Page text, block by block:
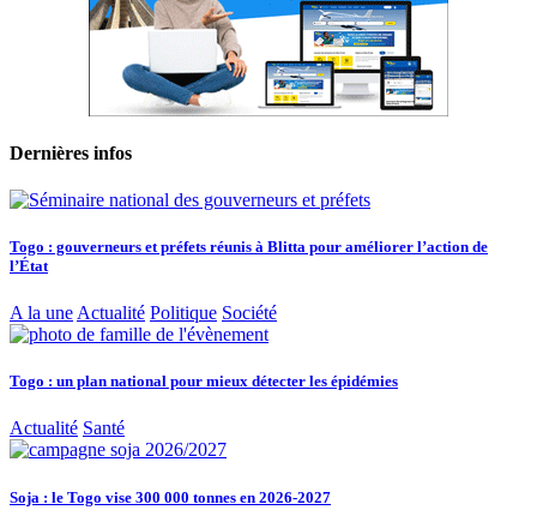
Dernières infos
Togo : gouverneurs et préfets réunis à Blitta pour améliorer l’action de
l’État
A la une Actualité Politique Société
Togo : un plan national pour mieux détecter les épidémies
Actualité Santé
Soja : le Togo vise 300 000 tonnes en 2026-2027